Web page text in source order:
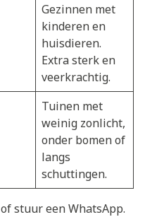
Gezinnen met
kinderen en
huisdieren.
Extra sterk en
veerkrachtig.
Tuinen met
weinig zonlicht,
onder bomen of
langs
schuttingen.
of stuur een WhatsApp.